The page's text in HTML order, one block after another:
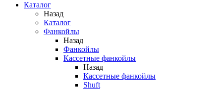
Каталог
Назад
Каталог
Фанкойлы
Назад
Фанкойлы
Кассетные фанкойлы
Назад
Кассетные фанкойлы
Shuft